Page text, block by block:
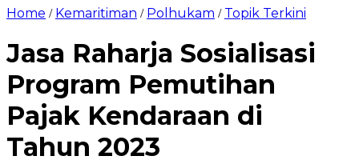
Home / Kemaritiman / Polhukam / Topik Terkini
Jasa Raharja Sosialisasi
Program Pemutihan
Pajak Kendaraan di
Tahun 2023